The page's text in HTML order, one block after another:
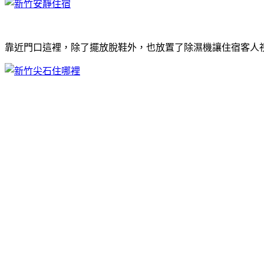
靠近門口這裡，除了擺放脫鞋外，也放置了除濕機讓住宿客人